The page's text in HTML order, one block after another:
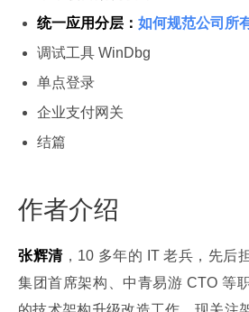
统一应用分层： 如何规范公司所
调试工具 WinDbg
单点登录
企业支付网关
结篇
作者介绍
张辉清，10 多年的 IT 老兵，先后
集团首席架构、中青易游 CTO 等